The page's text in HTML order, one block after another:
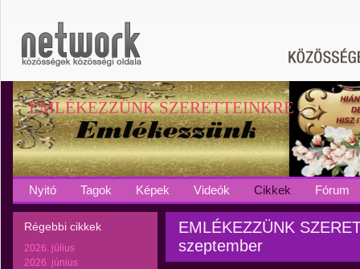
EMLÉKEZZÜNK SZERETTEINKRE
Nyitó Tagok Képek Videók Cikkek Fórum
Régebbi cikkek
2026. július
2026. június
EMLÉKEZZÜNK
szeptember